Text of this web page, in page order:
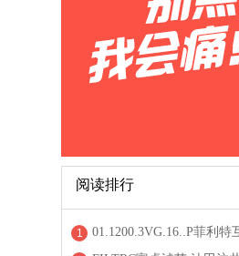
阅读排行
1 01.1200.3VG.16..P菲利特